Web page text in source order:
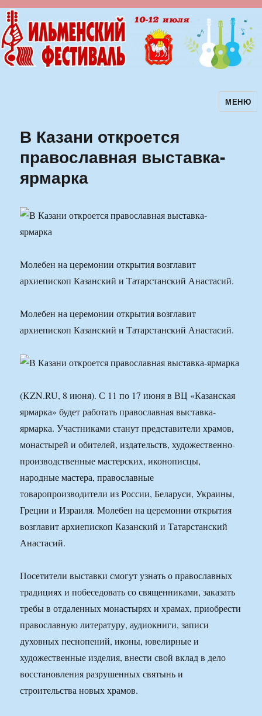
Ильменский фестиваль авторскойМЕНЮ
В Казани откроется
православная выставка-
ярмарка
Молебен на церемонии открытия возглавит
архиепископ Казанский и Татарстанский Анастасий.
Молебен на церемонии открытия возглавит
архиепископ Казанский и Татарстанский Анастасий.
(KZN.RU, 8 июня). С 11 по 17 июня в ВЦ «Казанская
ярмарка» будет работать православная выставка-
ярмарка. Участниками станут представители храмов,
монастырей и обителей, издательств, художественно-
производственные мастерских, иконописцы,
народные мастера, православные
товаропроизводители из России, Беларуси, Украины,
Греции и Израиля. Молебен на церемонии открытия
возглавит архиепископ Казанский и Татарстанский
Анастасий.
Посетители выставки смогут узнать о православных
традициях и побеседовать со священниками, заказать
требы в отдаленных монастырях и храмах, приобрести
православную литературу, аудиокниги, записи
духовных песнопений, иконы, ювелирные и
художественные изделия, внести свой вклад в дело
восстановления разрушенных святынь и
строительства новых храмов.